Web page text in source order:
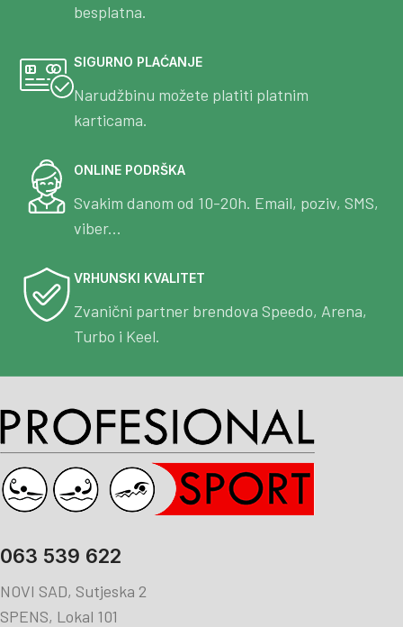
besplatna.
SIGURNO PLAĆANJE
Narudžbinu možete platiti platnim
karticama.
ONLINE PODRŠKA
Svakim danom od 10-20h. Email, poziv, SMS,
viber...
VRHUNSKI KVALITET
Zvanični partner brendova Speedo, Arena,
Turbo i Keel.
063 539 622
NOVI SAD, Sutjeska 2
SPENS, Lokal 101